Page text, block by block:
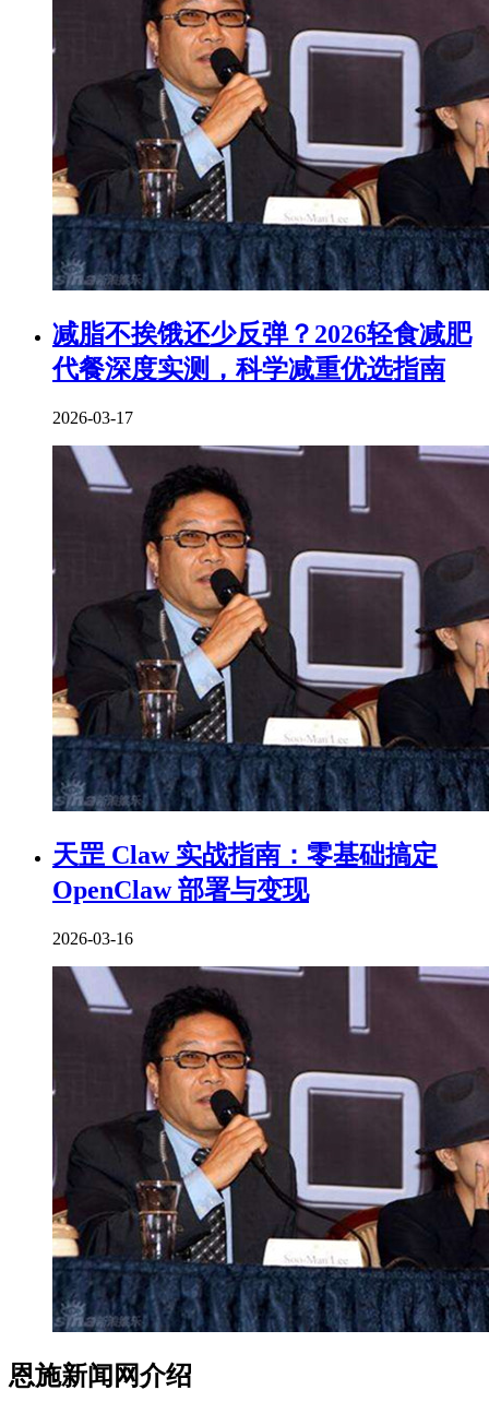
减脂不挨饿还少反弹？2026轻食减肥
代餐深度实测，科学减重优选指南
2026-03-17
天罡 Claw 实战指南：零基础搞定
OpenClaw 部署与变现
2026-03-16
恩施新闻网介绍